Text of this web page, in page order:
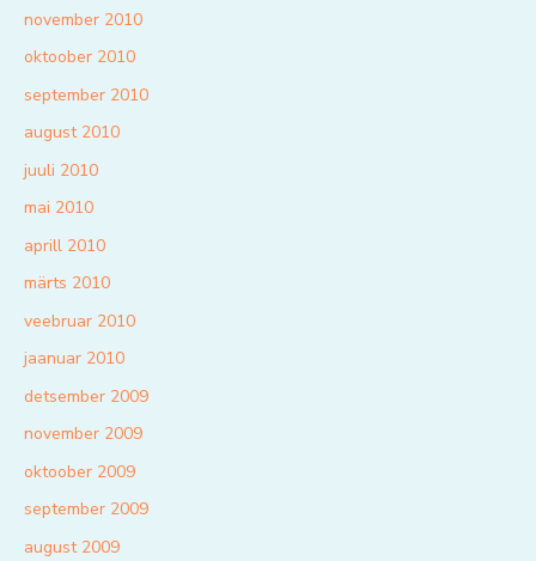
november 2010
oktoober 2010
september 2010
august 2010
juuli 2010
mai 2010
aprill 2010
märts 2010
veebruar 2010
jaanuar 2010
detsember 2009
november 2009
oktoober 2009
september 2009
august 2009